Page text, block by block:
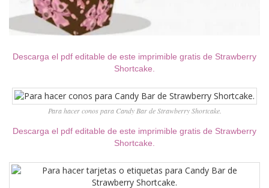
Descarga el pdf editable de este imprimible gratis de Strawberry
Shortcake.
Para hacer conos para Candy Bar de Strawberry Shortcake.
Descarga el pdf editable de este imprimible gratis de Strawberry
Shortcake.